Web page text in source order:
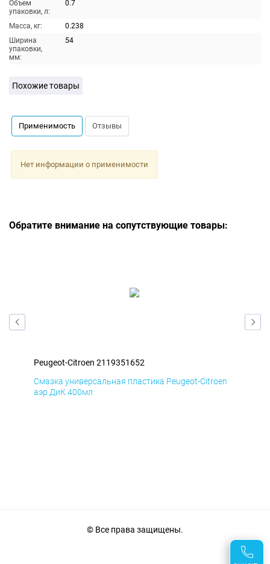
Объем
упаковки, л:
0.7
Масса, кг:
0.238
Ширина
упаковки,
мм:
54
Похожие товары
Применимость Отзывы
Нет информации о применимости
Обратите внимание на сопутствующие товары:
Peugeot-Citroen 2119351652
Смазка универсальная пластика Peugeot-Citroen
аэр ДиК 400мл
© Все права защищены.